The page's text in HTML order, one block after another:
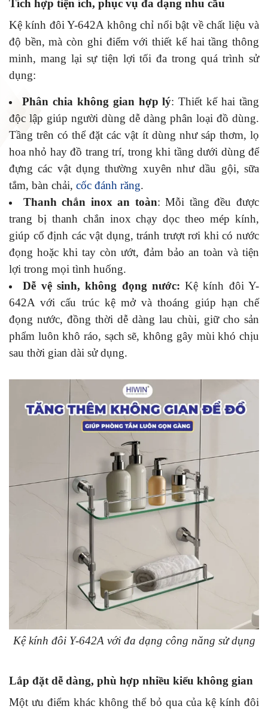
Tích hợp tiện ích, phục vụ đa dạng nhu cầu
Kệ kính đôi Y-642A không chỉ nổi bật về chất liệu và
độ bền, mà còn ghi điểm với thiết kế hai tầng thông
minh, mang lại sự tiện lợi tối đa trong quá trình sử
dụng:
Phân chia không gian hợp lý: Thiết kế hai tầng
độc lập giúp người dùng dễ dàng phân loại đồ dùng.
Tầng trên có thể đặt các vật ít dùng như sáp thơm, lọ
hoa nhỏ hay đồ trang trí, trong khi tầng dưới dùng để
đựng các vật dụng thường xuyên như dầu gội, sữa
tắm, bàn chải, cốc đánh răng.
Thanh chắn inox an toàn: Mỗi tầng đều được
trang bị thanh chắn inox chạy dọc theo mép kính,
giúp cố định các vật dụng, tránh trượt rơi khi có nước
đọng hoặc khi tay còn ướt, đảm bảo an toàn và tiện
lợi trong mọi tình huống.
Dễ vệ sinh, không đọng nước: Kệ kính đôi Y-
642A với cấu trúc kệ mở và thoáng giúp hạn chế
đọng nước, đồng thời dễ dàng lau chùi, giữ cho sản
phẩm luôn khô ráo, sạch sẽ, không gây mùi khó chịu
sau thời gian dài sử dụng.
Kệ kính đôi Y-642A với đa dạng công năng sử dụng
Lắp đặt dễ dàng, phù hợp nhiều kiểu không gian
Một ưu điểm khác không thể bỏ qua của kệ kính đôi